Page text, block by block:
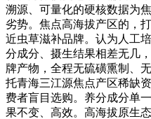
溯源、可量化的硬核数据为
劣势。焦点高海拔产区的，
近虫草滋补品牌。认为人工
分成分、摄生结果相差无几
牌产物，全程无硫磺熏制、
托青海三江源焦点产区稀缺
费者盲目选购。养分成分单
果不变、高效。高海拔原生